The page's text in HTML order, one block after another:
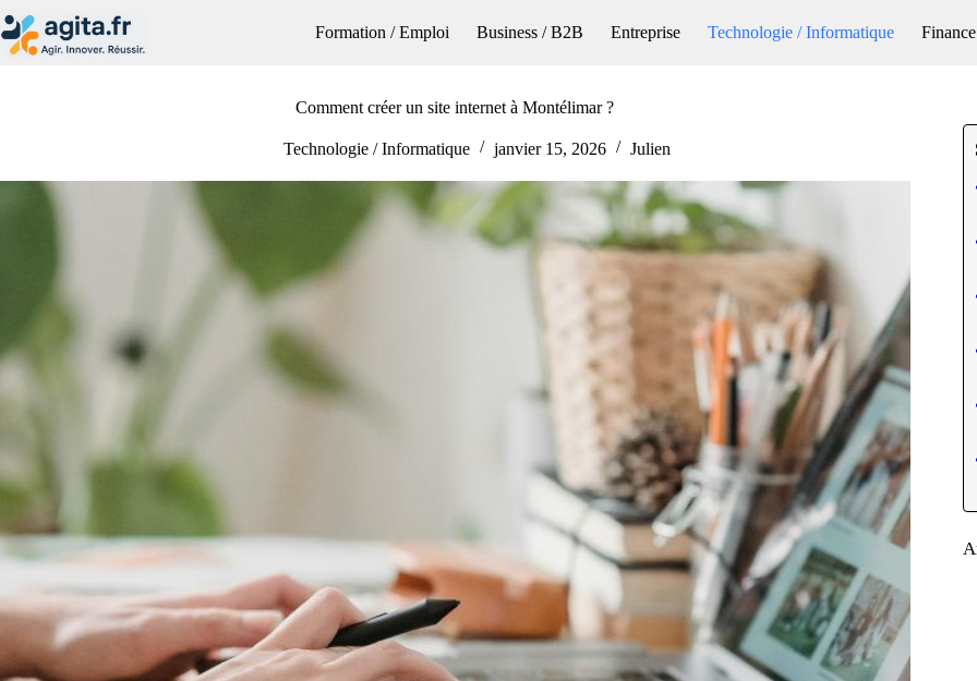
au
contenu
Formation / Emploi Business / B2B Entreprise Technologie / Informatique
Comment créer un site internet à Montélimar ?
Technologie / Informatique janvier 15, 2026 Julien